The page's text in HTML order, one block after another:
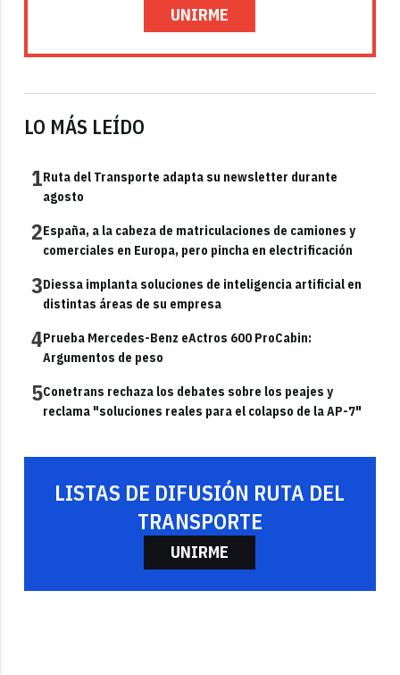
UNIRME
LO MÁS LEÍDO
1Ruta del Transporte adapta su newsletter durante
agosto
2España, a la cabeza de matriculaciones de camiones y
comerciales en Europa, pero pincha en electrificación
3Diessa implanta soluciones de inteligencia artificial en
distintas áreas de su empresa
4Prueba Mercedes-Benz eActros 600 ProCabin:
Argumentos de peso
5Conetrans rechaza los debates sobre los peajes y
reclama "soluciones reales para el colapso de la AP-7"
LISTAS DE DIFUSIÓN RUTA DEL
TRANSPORTE
UNIRME